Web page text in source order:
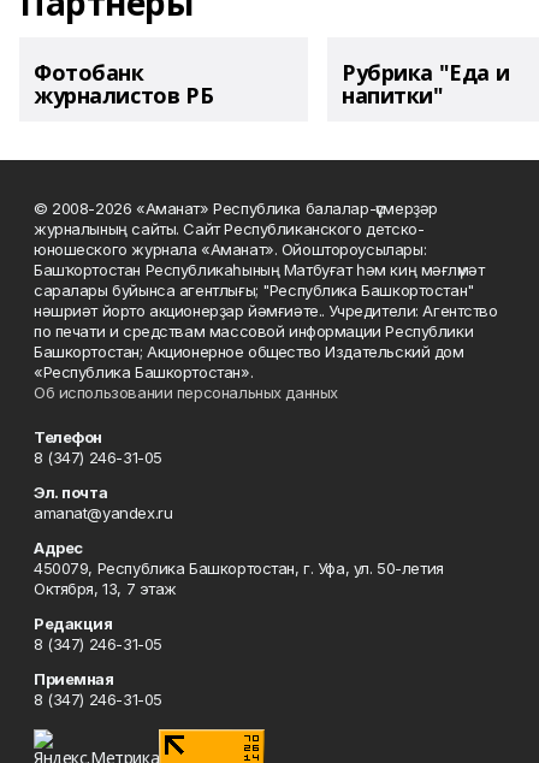
Фотобанк
журналистов РБ
Рубрика "Еда и
напитки"
© 2008-2026 «Аманат» Республика балалар-үҫмерҙәр
журналының сайты. Сайт Республиканского детско-
юношеского журнала «Аманат». Ойоштороусылары:
Башҡортостан Республикаһының Матбуғат һәм киң мәғлүмәт
саралары буйынса агентлығы; "Республика Башкортостан"
нәшриәт йорто акционерҙар йәмғиәте.. Учредители: Агентство
по печати и средствам массовой информации Республики
Башкортостан; Акционерное общество Издательский дом
«Республика Башкортостан».
Об использовании персональных данных
Телефон
8 (347) 246-31-05
Эл. почта
amanat@yandex.ru
Адрес
450079, Республика Башкортостан, г. Уфа, ул. 50-летия
Октября, 13, 7 этаж
Редакция
8 (347) 246-31-05
Приемная
8 (347) 246-31-05